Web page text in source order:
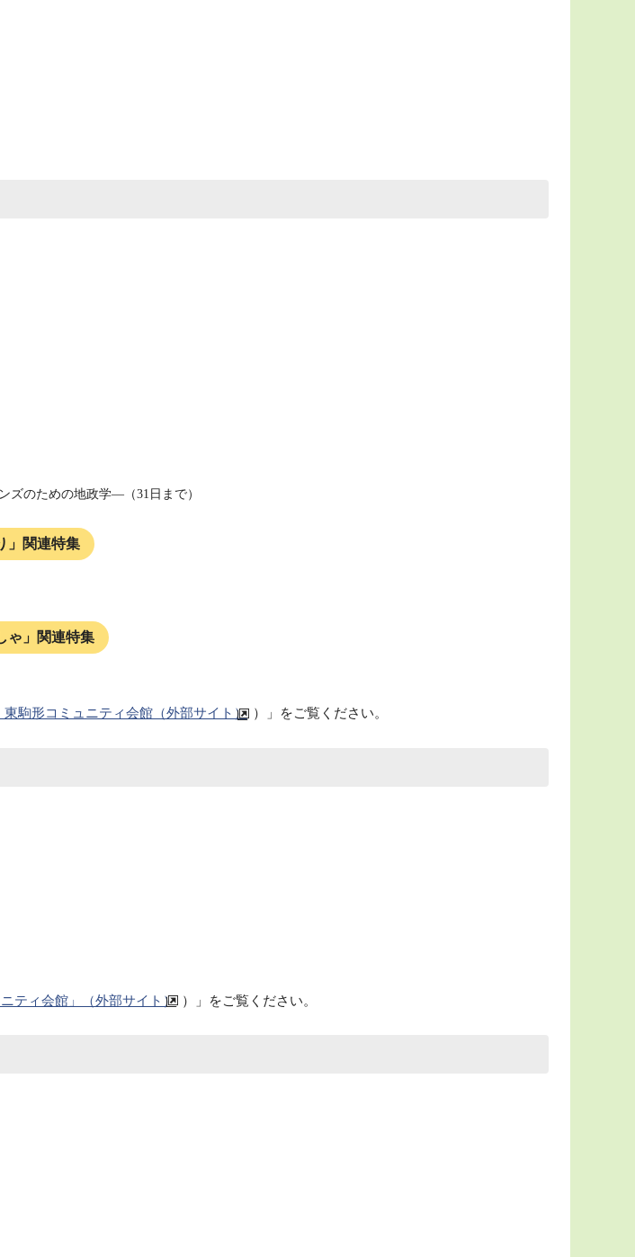
ズのための地政学―（31日まで）
」関連特集
ゃ」関連特集
東駒形コミュニティ会館（外部サイト） ）」をご覧ください。
ニティ会館」（外部サイト） ）」をご覧ください。